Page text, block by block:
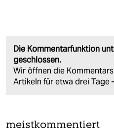
Die Kommentarfunktion
geschlossen.
Wir öffnen die
Artikeln für etwa drei Tage
meistkommentiert